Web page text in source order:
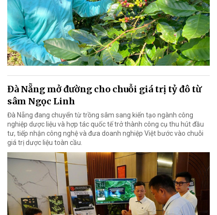
Đà Nẵng mở đường cho chuỗi giá trị tỷ đô từ
sâm Ngọc Linh
Đà Nẵng đang chuyển từ trồng sâm sang kiến tạo ngành công
nghiệp dược liệu và hợp tác quốc tế trở thành công cụ thu hút đầu
tư, tiếp nhận công nghệ và đưa doanh nghiệp Việt bước vào chuỗi
giá trị dược liệu toàn cầu.